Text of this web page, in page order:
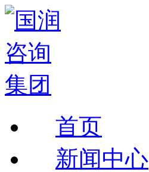
首页
新闻中心